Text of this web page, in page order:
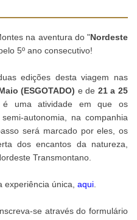
na aventura do "Nordeste
5º ano consecutivo!
edições desta viagem nas
(ESGOTADO) e de 21 a 25
é uma atividade em que os
autonomia, na companhia
será marcado por eles, os
dos encantos da natureza,
Transmontano.
experiência única, aqui
se através do formulário